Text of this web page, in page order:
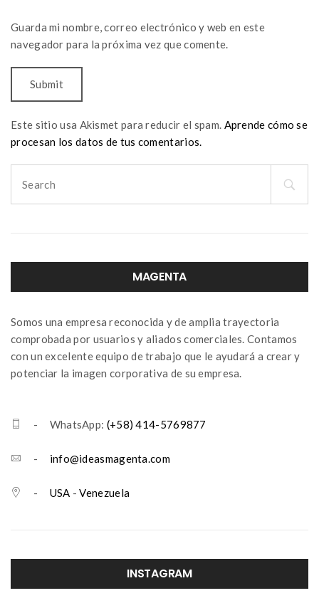
Guarda mi nombre, correo electrónico y web en este
navegador para la próxima vez que comente.
Este sitio usa Akismet para reducir el spam. Aprende cómo se
procesan los datos de tus comentarios.
for:
MAGENTA
Somos una empresa reconocida y de amplia trayectoria
comprobada por usuarios y aliados comerciales. Contamos
con un excelente equipo de trabajo que le ayudará a crear y
potenciar la imagen corporativa de su empresa.
- WhatsApp: (+58) 414-5769877
- info@ideasmagenta.com
- USA -Venezuela
INSTAGRAM